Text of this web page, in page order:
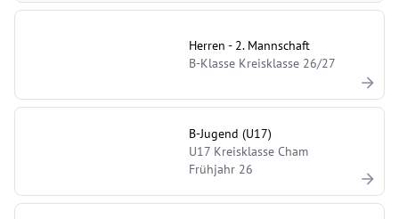
Herren - 2. Mannschaft
B-Klasse Kreisklasse 26/27
B-Jugend (U17)
U17 Kreisklasse Cham
Frühjahr 26